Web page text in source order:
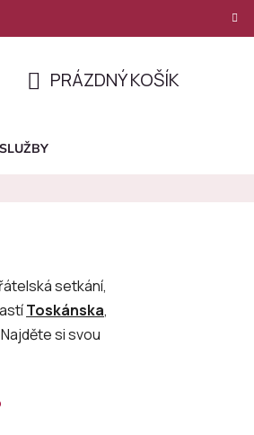
KOŠÍK
PRÁZDNÝ KOŠÍK
SLUŽBY
setkání,
Toskánska,
si svou